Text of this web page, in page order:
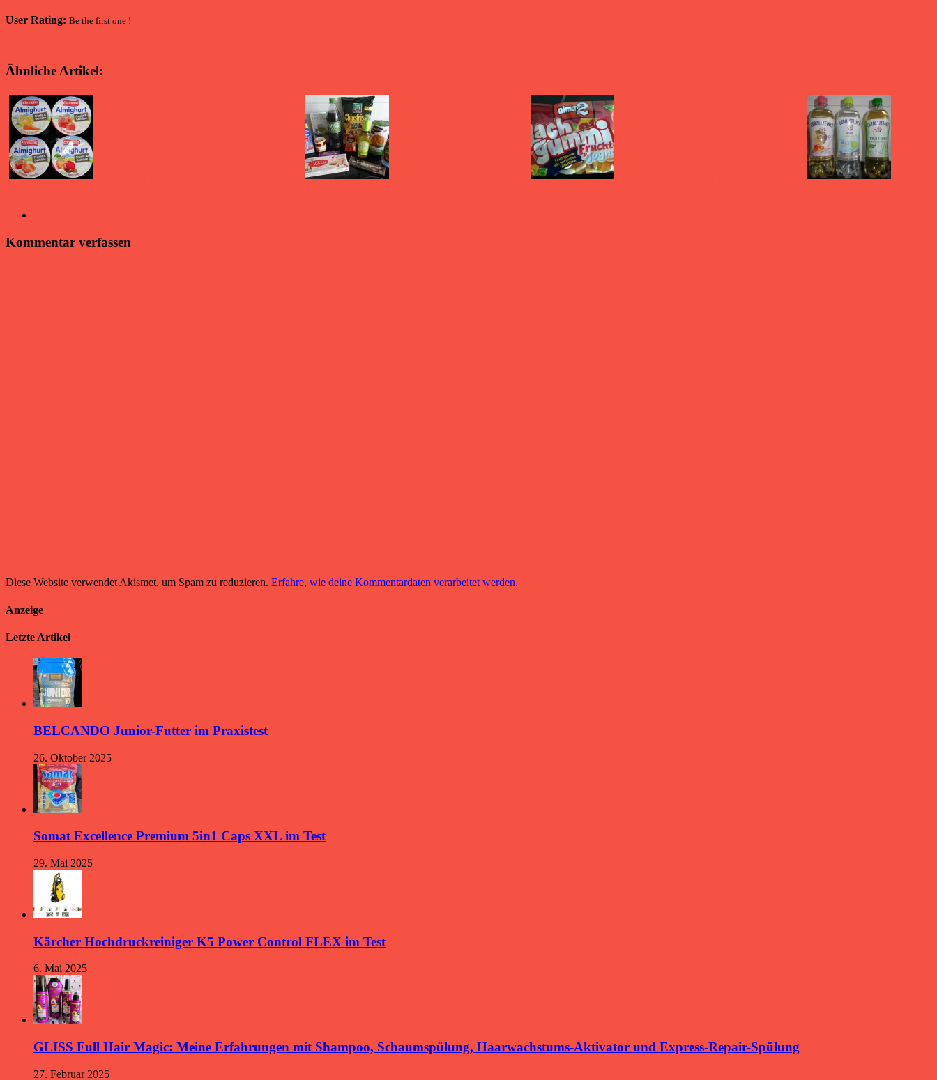
User Rating: Be the first one !
Ähnliche Artikel:
Kommentar verfassen
Diese Website verwendet Akismet, um Spam zu reduzieren. Erfahre, wie deine Kommentardaten verarbeitet werden.
Anzeige
Letzte Artikel
BELCANDO Junior-Futter im Praxistest
26. Oktober 2025
Somat Excellence Premium 5in1 Caps XXL im Test
29. Mai 2025
Kärcher Hochdruckreiniger K5 Power Control FLEX im Test
6. Mai 2025
GLISS Full Hair Magic: Meine Erfahrungen mit Shampoo, Schaumspülung, Haarwachstums-Aktivator und Express-Repair-Spülung
27. Februar 2025